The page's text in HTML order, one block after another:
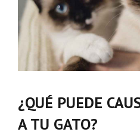
¿QUÉ PUEDE
A TU GATO?